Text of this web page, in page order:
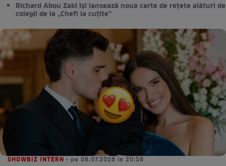
Richard Abou Zaki își lansează noua carte de rețete alături de
colegii de la „Chefi la cuțite”
SHOWBIZ INTERN • pe 08.07.2026 la 20:58